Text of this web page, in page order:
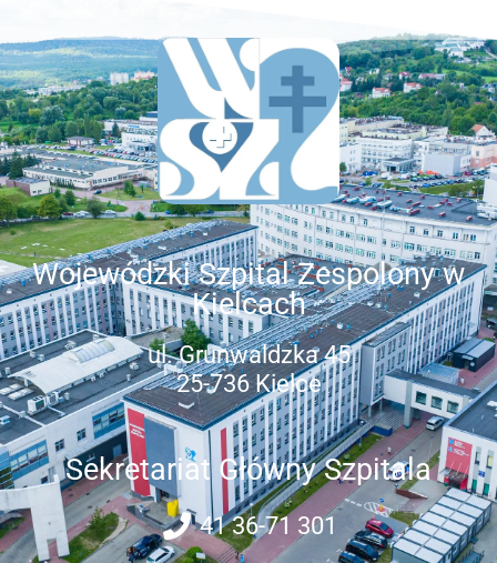
Wojewódzki Szpital Zespolony w
Kielcach
ul. Grunwaldzka 45
25-736 Kielce
Sekretariat Główny Szpitala
41 36-71 301